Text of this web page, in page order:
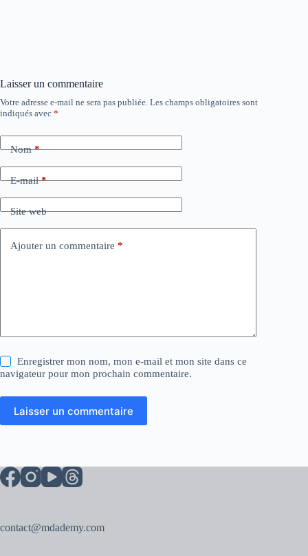
Laisser un commentaire
Votre adresse e-mail ne sera pas publiée. Les champs obligatoires sont
indiqués avec *
Nom*
E-mail*
Site web
Ajouter un commentaire *
Enregistrer mon nom, mon e-mail et mon site dans ce
navigateur pour mon prochain commentaire.
Laisser un commentaire
contact@mdademy.com